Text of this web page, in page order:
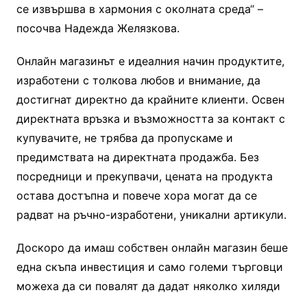
се извършва в хармония с околната среда“ –
посочва Надежда Желязкова.
Онлайн магазинът е идеалния начин продуктите,
изработени с толкова любов и внимание, да
достигнат директно да крайните клиенти. Освен
директната връзка и възможността за контакт с
купувачите, не трябва да пропускаме и
предимствата на директната продажба. Без
посредници и прекупвачи, цената на продукта
остава достъпна и повече хора могат да се
радват на ръчно-изработени, уникални артикули.
Доскоро да имаш собствен онлайн магазин беше
една скъпа инвестиция и само големи търговци
можеха да си повалят да дадат няколко хиляди